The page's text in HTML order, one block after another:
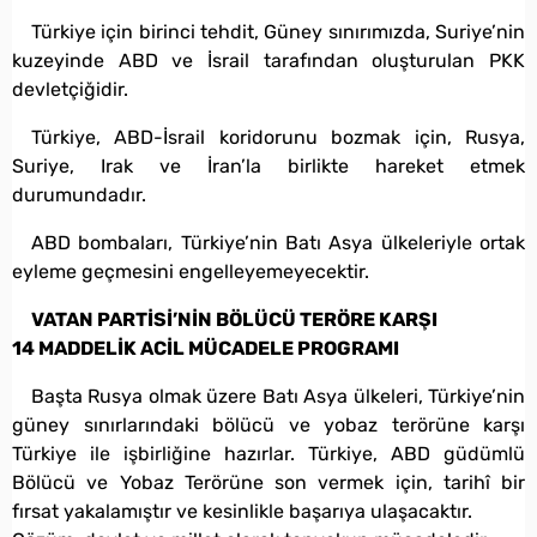
Türkiye için birinci tehdit, Güney sınırımızda, Suriye’nin
kuzeyinde ABD ve İsrail tarafından oluşturulan PKK
devletçiğidir.
Türkiye, ABD-İsrail koridorunu bozmak için, Rusya,
Suriye, Irak ve İran’la birlikte hareket etmek
durumundadır.
ABD bombaları, Türkiye’nin Batı Asya ülkeleriyle ortak
eyleme geçmesini engelleyemeyecektir.
VATAN PARTİSİ’NİN BÖLÜCÜ TERÖRE KARŞI
14 MADDELİK ACİL MÜCADELE PROGRAMI
Başta Rusya olmak üzere Batı Asya ülkeleri, Türkiye’nin
güney sınırlarındaki bölücü ve yobaz terörüne karşı
Türkiye ile işbirliğine hazırlar. Türkiye, ABD güdümlü
Bölücü ve Yobaz Terörüne son vermek için, tarihî bir
fırsat yakalamıştır ve kesinlikle başarıya ulaşacaktır.